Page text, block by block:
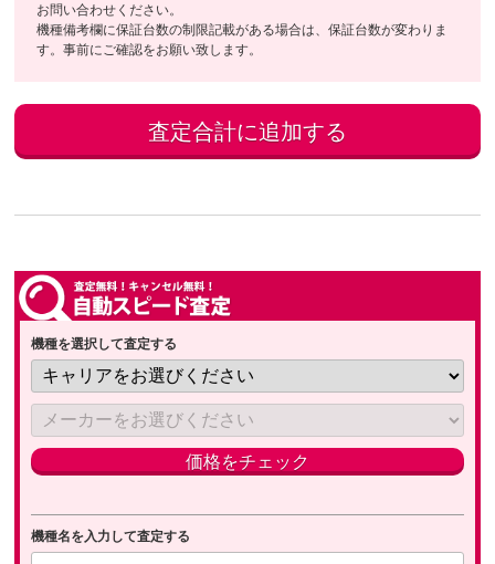
お問い合わせください。
機種備考欄に保証台数の制限記載がある場合は、保証台数が変わりま
す。事前にご確認をお願い致します。
機種を選択して査定する
機種名を入力して査定する